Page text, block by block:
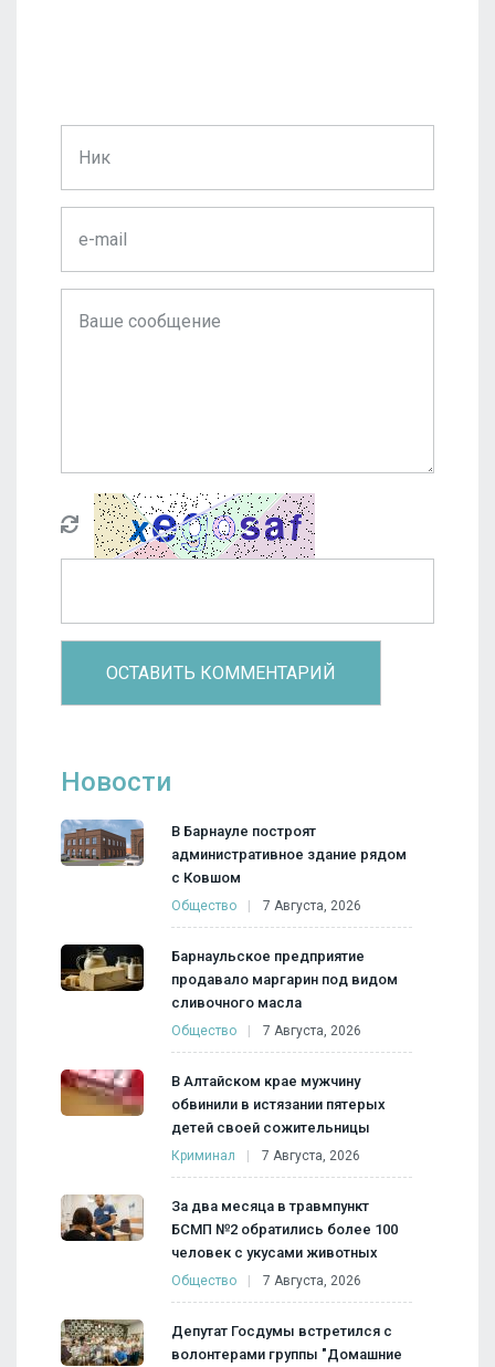
Новости
В Барнауле построят
административное здание рядом
с Ковшом
Общество 7 Августа, 2026
Барнаульское предприятие
продавало маргарин под видом
сливочного масла
Общество 7 Августа, 2026
В Алтайском крае мужчину
обвинили в истязании пятерых
детей своей сожительницы
Криминал 7 Августа, 2026
За два месяца в травмпункт
БСМП №2 обратились более 100
человек с укусами животных
Общество 7 Августа, 2026
Депутат Госдумы встретился с
волонтерами группы "Домашние